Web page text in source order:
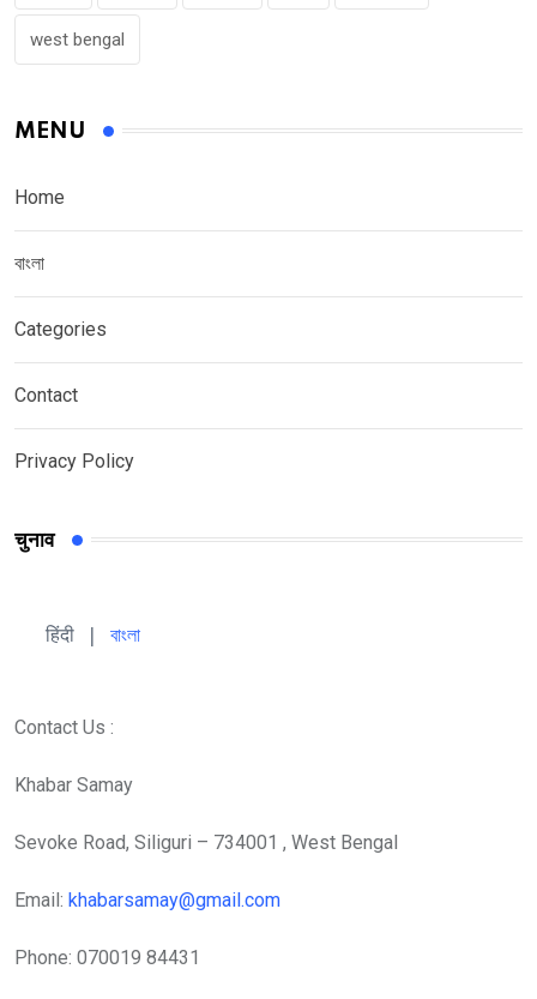
west bengal
MENU
Home
বাংলা
Categories
Contact
Privacy Policy
चुनाव
हिंदी বাংলা
Contact Us :
Khabar Samay
Sevoke Road, Siliguri – 734001 , West Bengal
Email: khabarsamay@gmail.com
Phone: 070019 84431